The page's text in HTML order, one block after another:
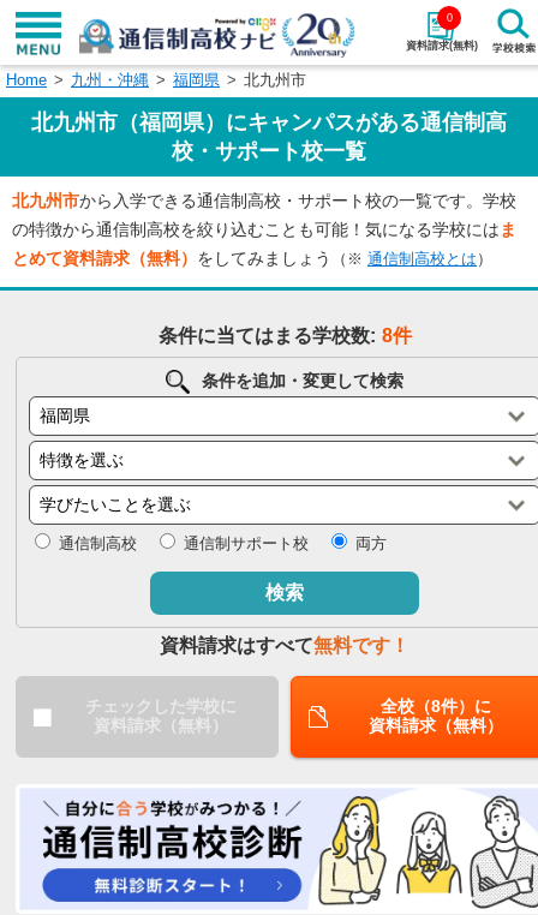
資料請求(無料)
0
学校名で探す
エリアから探す 特徴から探す
エリアを選択して探す
北陸・甲信越
近畿 中国
四国 九州・沖縄
閉じる
Home 九州・沖縄 福岡県 北九州市
北九州市（福岡県）にキャンパスがある通信制高
校・サポート校一覧
北九州市から入学できる通信制高校・サポート校の一覧です。学校
の特徴から通信制高校を絞り込むことも可能！気になる学校には ま
とめて資料請求（無料） をしてみましょう （※ 通信制高校とは ）
条件に当てはまる学校数: 8件
条件を追加・変更して検索
通信制高校 通信制サポート校 両方
検索
資料請求はすべて無料です！
チェックした学校に
資料請求（無料）
全校（8件）に
資料請求（無料）